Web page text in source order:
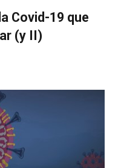
Covid-19 que
(y II)